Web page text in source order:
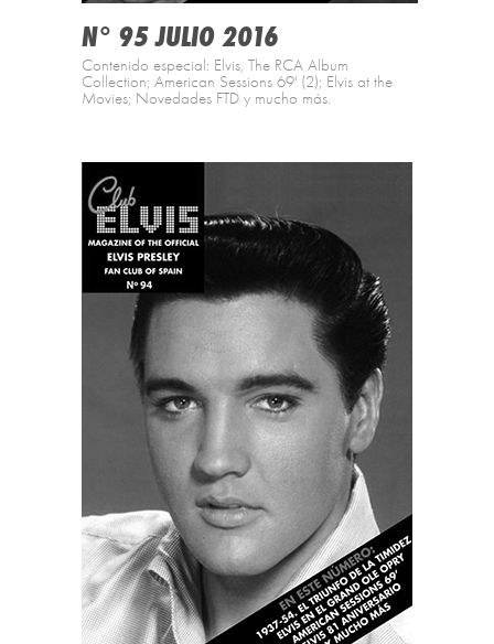
N° 95 JULIO 2016
Contenido especial: Elvis, The RCA Album
Collection; American Sessions 69' (2); Elvis at the
Movies; Novedades FTD y mucho más.